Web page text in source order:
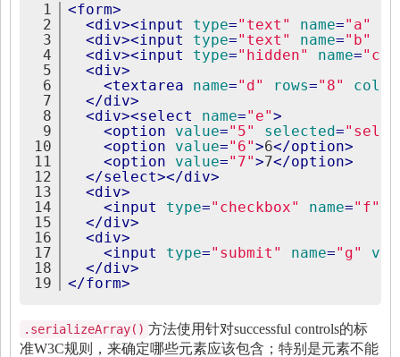
1
2
3
4
5
6
7
8
9
10
11
12
13
14
15
16
17
18
19
<form>
<div><input type="text" name="a"
<div><input type="text" name="b"
<div><input type="hidden" name="c"
<div>
<textarea name="d" rows="8" cols
</div>
<div><select name="e">
<option value="5" selected=
<option value="6">6</option>
<option value="7">7</option>
</select></div>
<div>
<input type="checkbox" name="f"
</div>
<div>
<input type="submit" name="g"
</div>
</form>
.serializeArray() 方法使用针对successful controls的标
准W3C规则，来确定哪些元素应该包含；特别是元素不能